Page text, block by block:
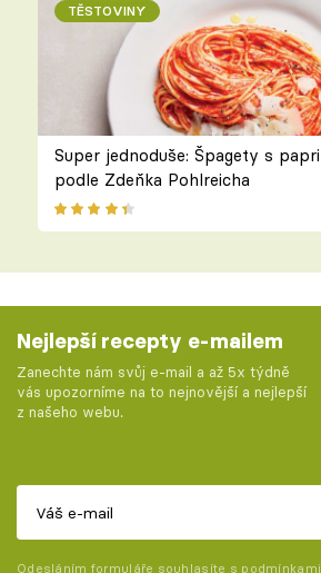
TĚSTOVINY
Super jednoduše: Špagety s
podle Zdeňka Pohlreicha
Nejlepší recepty e-mailem
Zanechte nám svůj e-mail a až 5x týdně
vás upozorníme na to nejnovější a nejlepší
z našeho webu.
Odesláním formuláře souhlasíte s